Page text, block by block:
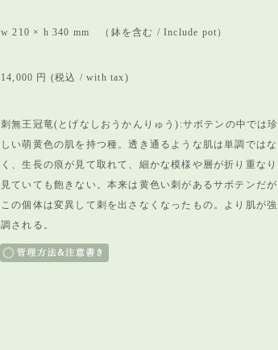
w 210 × h 340 mm （鉢を含む / Include pot）
14,000 円 (税込 / with tax)
刺無王冠竜(とげなしおうかんりゅう):サボテンの中では珍
しい萌黄色の肌を持つ種。透き通るような肌は単調ではな
く、生長の痕が見て取れて、 細かな模様や層が折り重なり
見ていても飽きない。 本来は黄色い刺があるサボテンだが
この個体は変異して刺を出さな くなったもの。より肌が強
調される。